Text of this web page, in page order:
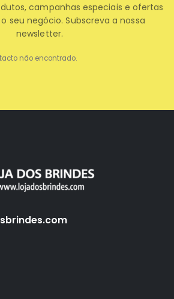
não encontrado.
campanhas especiais e ofertas
seu negócio. Subscreva a nossa
newsletter.